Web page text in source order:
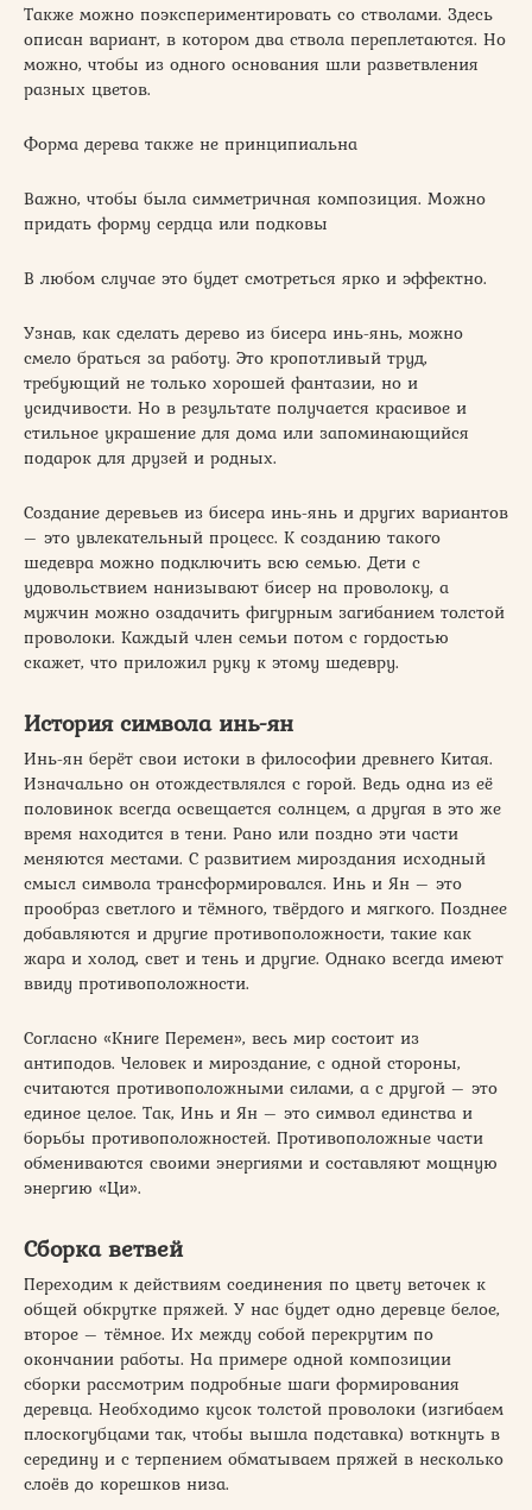
Также можно поэкспериментировать со стволами. Здесь
описан вариант, в котором два ствола переплетаются. Но
можно, чтобы из одного основания шли разветвления
разных цветов.
Форма дерева также не принципиальна
Важно, чтобы была симметричная композиция. Можно
придать форму сердца или подковы
В любом случае это будет смотреться ярко и эффектно.
Узнав, как сделать дерево из бисера инь-янь, можно
смело браться за работу. Это кропотливый труд,
требующий не только хорошей фантазии, но и
усидчивости. Но в результате получается красивое и
стильное украшение для дома или запоминающийся
подарок для друзей и родных.
Создание деревьев из бисера инь-янь и других вариантов
– это увлекательный процесс. К созданию такого
шедевра можно подключить всю семью. Дети с
удовольствием нанизывают бисер на проволоку, а
мужчин можно озадачить фигурным загибанием толстой
проволоки. Каждый член семьи потом с гордостью
скажет, что приложил руку к этому шедевру.
История символа инь-ян
Инь-ян берёт свои истоки в философии древнего Китая.
Изначально он отождествлялся с горой. Ведь одна из её
половинок всегда освещается солнцем, а другая в это же
время находится в тени. Рано или поздно эти части
меняются местами. С развитием мироздания исходный
смысл символа трансформировался. Инь и Ян – это
прообраз светлого и тёмного, твёрдого и мягкого. Позднее
добавляются и другие противоположности, такие как
жара и холод, свет и тень и другие. Однако всегда имеют
ввиду противоположности.
Согласно «Книге Перемен», весь мир состоит из
антиподов. Человек и мироздание, с одной стороны,
считаются противоположными силами, а с другой – это
единое целое. Так, Инь и Ян – это символ единства и
борьбы противоположностей. Противоположные части
обмениваются своими энергиями и составляют мощную
энергию «Ци».
Сборка ветвей
Переходим к действиям соединения по цвету веточек к
общей обкрутке пряжей. У нас будет одно деревце белое,
второе – тёмное. Их между собой перекрутим по
окончании работы. На примере одной композиции
сборки рассмотрим подробные шаги формирования
деревца. Необходимо кусок толстой проволоки (изгибаем
плоскогубцами так, чтобы вышла подставка) воткнуть в
середину и с терпением обматываем пряжей в несколько
слоёв до корешков низа.